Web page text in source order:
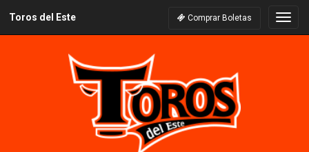
Toros del Este Comprar Boletas